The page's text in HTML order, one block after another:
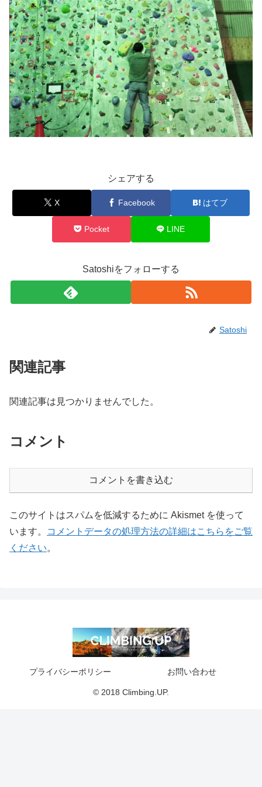
シェアする
X Facebook はてブ
Pocket LINE
Satoshiをフォローする
Satoshi
関連記事
関連記事は見つかりませんでした。
コメント
コメントを書き込む
このサイトはスパムを低減するために Akismet を使って
います。
コメントデータの処理方法の詳細はこちらをご覧
ください。
プライバシーポリシー お問い合わせ
© 2018 Climbing.UP.